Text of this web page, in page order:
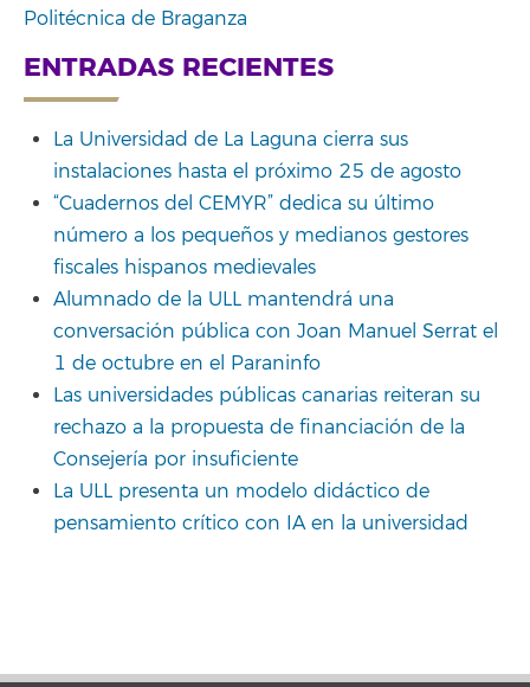
Politécnica de Braganza
ENTRADAS RECIENTES
La Universidad de La Laguna cierra sus
instalaciones hasta el próximo 25 de agosto
“Cuadernos del CEMYR” dedica su último
número a los pequeños y medianos gestores
fiscales hispanos medievales
Alumnado de la ULL mantendrá una
conversación pública con Joan Manuel Serrat el
1 de octubre en el Paraninfo
Las universidades públicas canarias reiteran su
rechazo a la propuesta de financiación de la
Consejería por insuficiente
La ULL presenta un modelo didáctico de
pensamiento crítico con IA en la universidad